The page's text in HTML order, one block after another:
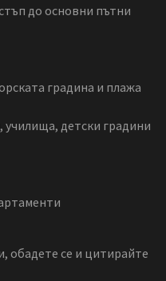
до основни пътни
градина и плажа
училища, детски градини
обадете се и цитирайте